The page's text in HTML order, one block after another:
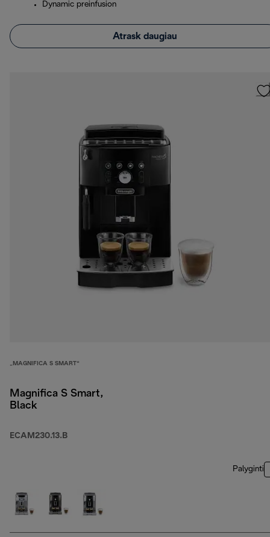
Dynamic preinfusion
Atrask daugiau
„MAGNIFICA S SMART“
Magnifica S Smart,
Black
ECAM230.13.B
Palyginti